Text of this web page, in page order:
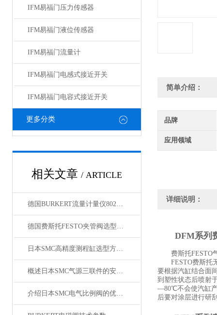
IFM易福门压力传感器
IFM易福门液位传感器
IFM易福门流量计
IFM易福门电感式接近开关
IFM易福门电容式接近开关
更多分类
相关文章 / ARTICLE
德国BURKERT流量计量仪8020/8030/8031
德国费斯托FESTO夹管阀选型标准VEMD系列
日本SMC高精度测程缸选型方法以及使用注意事项
概述日本SMC气源三联件的安装方法以及特点
介绍日本SMC电气比例阀的优点与工作原理
简单介绍：
品牌
应用领域
详细说明：
DFM系列
费斯托FESTO气
FESTO费斯托无
要根据汽缸结合面
到塑性状态后喷射
—80℃不会使汽缸产
后要对涂层进行研